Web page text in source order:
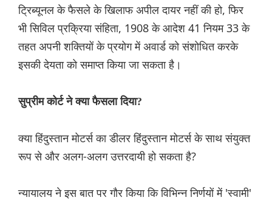
ट्रिब्यूनल के फैसले के खिलाफ अपील दायर नहीं की हो, फिर
भी सिविल प्रक्रिया संहिता, 1908 के आदेश 41 नियम 33 के
तहत अपनी शक्तियों के प्रयोग में अवार्ड को संशोधित करके
इसकी देयता को समाप्त किया जा सकता है।
सुप्रीम कोर्ट ने क्या फैसला दिया?
क्या हिंदुस्तान मोटर्स का डीलर हिंदुस्तान मोटर्स के साथ संयुक्त
रूप से और अलग-अलग उत्तरदायी हो सकता है?
न्यायालय ने इस बात पर गौर किया कि विभिन्न निर्णयों में 'स्वामी'